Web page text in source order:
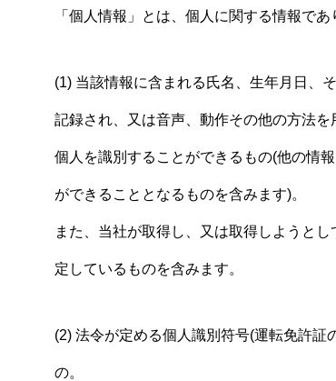
「個人情報」とは、個人に関する情報で
(1) 当該情報に含まれる氏名、生年月日、
記録され、又は音声、動作その他の方法
個人を識別することができるもの(他の情
ができることとなるものを含みます)。
また、当社が取得し、又は取得しようと
定しているものを含みます。
(2) 法令が定める個人識別符号(運転免許
の。